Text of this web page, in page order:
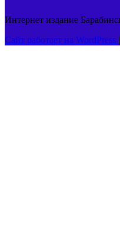
Интернет издание
Сайт работает на WordPress |